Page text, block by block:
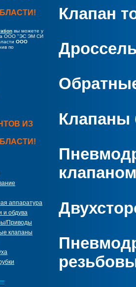
вы можете у
ООО "ЭС ЭМ СИ
ООО
по
ИЗ
аппаратура
и обдува
Приводы
клапаны
Клапан
Клапаны